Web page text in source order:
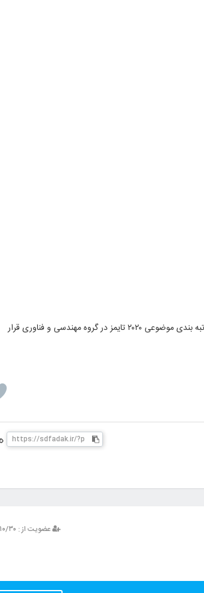
به این ترتیب ۳۳ دانشگاه ایرانی در جمع یک هزار و ۸ دانشگاه برتر دنیا در رتبه بندی موضوعی ۲۰۲۰ تایمز در گروه مهندسی و فناوری قرار
عضویت از : ۱۳۹۳/۱۰/۳۰